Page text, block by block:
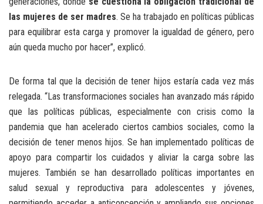
las mujeres de ser madres. Se ha trabajado en políticas públicas
para equilibrar esta carga y promover la igualdad de género, pero
aún queda mucho por hacer”, explicó.
De forma tal que la decisión de tener hijos estaría cada vez más
relegada. “Las transformaciones sociales han avanzado más rápido
que las políticas públicas, especialmente con crisis como la
pandemia que han acelerado ciertos cambios sociales, como la
decisión de tener menos hijos. Se han implementado políticas de
apoyo para compartir los cuidados y aliviar la carga sobre las
mujeres. También se han desarrollado políticas importantes en
salud sexual y reproductiva para adolescentes y jóvenes,